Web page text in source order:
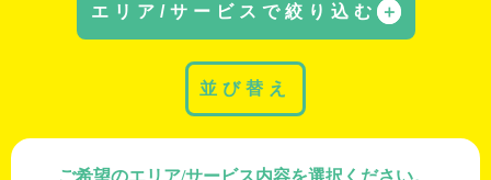
エリア/サービスで絞り込む ＋
ご希望のエリア/サービス内容を選択ください。
並び替え